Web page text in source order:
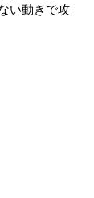
い動きで攻